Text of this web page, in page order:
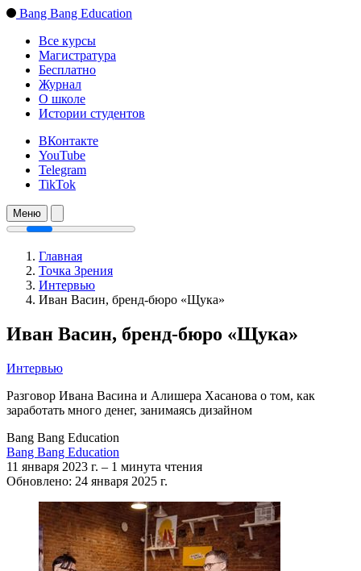
Bang Bang Education
Все курсы
Магистратура
Бесплатно
Журнал
О школе
Истории студентов
ВКонтакте
YouTube
Telegram
TikTok
Меню
Главная
Точка Зрения
Интервью
Иван Васин, бренд-бюро «Щука»
Иван Васин, бренд-бюро «Щука»
Интервью
Разговор Ивана Васина и Алишера Хасанова о том, как
заработать много денег, занимаясь дизайном
Bang Bang Education
Bang Bang Education
11 января 2023 г. – 1 минута чтения
Обновлено: 24 января 2025 г.